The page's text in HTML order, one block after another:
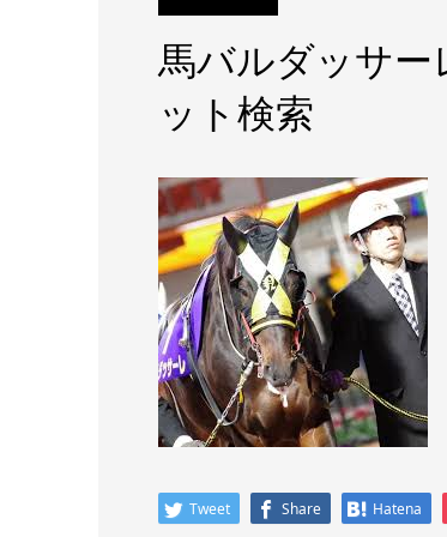
馬バルダッサー
ット検索
Tweet Share Hatena